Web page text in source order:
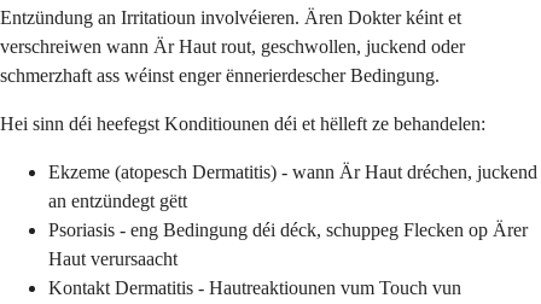
Entzündung an Irritatioun involvéieren. Ären Dokter kéint et
verschreiwen wann Är Haut rout, geschwollen, juckend oder
schmerzhaft ass wéinst enger ënnerierdescher Bedingung.
Hei sinn déi heefegst Konditiounen déi et hëlleft ze behandelen:
Ekzeme (atopesch Dermatitis) - wann Är Haut dréchen, juckend
an entzündegt gëtt
Psoriasis - eng Bedingung déi déck, schuppeg Flecken op Ärer
Haut verursaacht
Kontakt Dermatitis - Hautreaktiounen vum Touch vun